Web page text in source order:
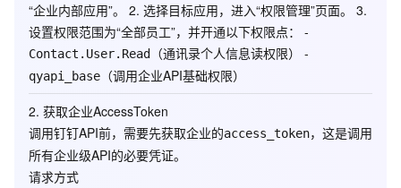
“企业内部应用”。 2. 选择目标应用，进入“权限管理”页面。 3.
设置权限范围为“全部员工”，并开通以下权限点： -
Contact.User.Read （通讯录个人信息读权限） -
qyapi_base （调用企业API基础权限）
2. 获取企业AccessToken
调用钉钉API前，需要先获取企业的access_token，这是调用
所有企业级API的必要凭证。
请求方式